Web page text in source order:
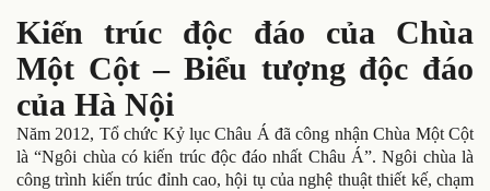
Kiến trúc độc đáo của Chùa
Một Cột – Biểu tượng độc đáo
của Hà Nội
Năm 2012, Tổ chức Kỷ lục Châu Á đã công nhận Chùa Một Cột
là “Ngôi chùa có kiến trúc độc đáo nhất Châu Á”. Ngôi chùa là
công trình kiến trúc đỉnh cao, hội tụ của nghệ thuật thiết kế, chạm